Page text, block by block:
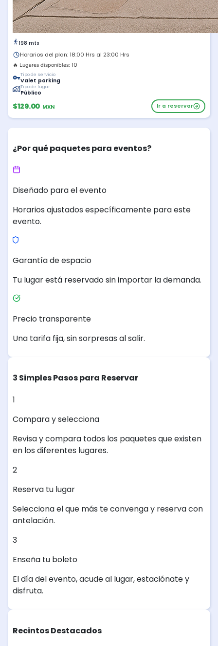
198 mts
Horarios del plan: 18:00 Hrs al 23:00 Hrs
🔥 Lugares disponibles: 10
Tipo de servicio
Valet parking
Tipo de lugar
Público
$129.00 MXN Ir a reservar
¿Por qué paquetes para eventos?
Diseñado para el evento
Horarios ajustados específicamente para este
evento.
Garantía de espacio
Tu lugar está reservado sin importar la demanda.
Precio transparente
Una tarifa fija, sin sorpresas al salir.
3 Simples Pasos para Reservar
1
Compara y selecciona
Revisa y compara todos los paquetes que existen
en los diferentes lugares.
2
Reserva tu lugar
Selecciona el que más te convenga y reserva con
antelación.
3
Enseña tu boleto
El día del evento, acude al lugar, estaciónate y
disfruta.
Recintos Destacados